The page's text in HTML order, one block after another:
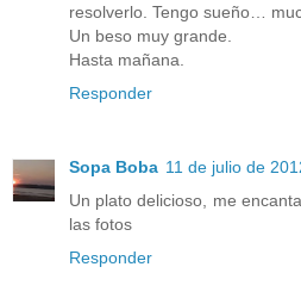
resolverlo. Tengo sueño…
Un beso muy grande.
Hasta mañana.
Responder
Sopa Boba 11 de julio de
Un plato delicioso, me
las fotos
Responder